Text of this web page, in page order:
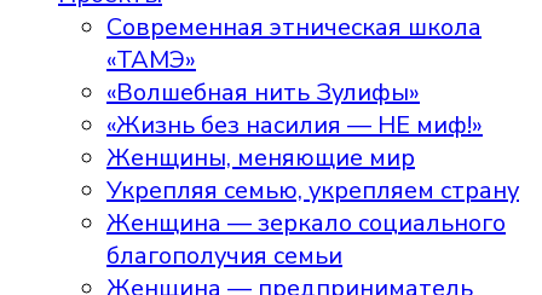
Современная этническая школа
«ТАМЭ»
«Волшебная нить Зулифы»
«Жизнь без насилия — НЕ миф!»
Женщины, меняющие мир
Укрепляя семью, укрепляем страну
Женщина — зеркало социального
благополучия семьи
Женщина — предприниматель